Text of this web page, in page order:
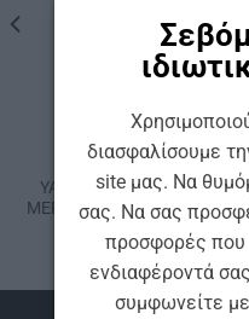
διασφαλίσουμε
site μας. Να
σας. Να σας
προσφορές που
ενδιαφέροντά
συμφωνείτε
ΚΩΔ: AF-E
ΥΑΛΟΚΑΘΑΡΙΣΤΉΡΕΣ
ΣΕΤ FLAT
ΥΑΛΟΚΑΘΑΡΙΣΤΗΡΩΝ ΓΙΑ
MERCEDES Ε CLΑSS (2016-…)
SIM AEROFIT